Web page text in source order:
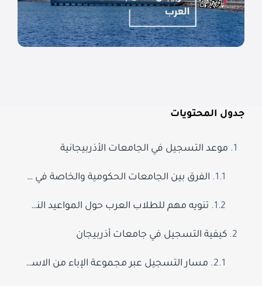
جدول المحتويات
موعد التسجيل في الجامعات الأذربيجانية
الفرق بين الجامعات الحكومية والخاصة في فترات القبول
تنويه مهم للطلاب العرب حول المواعيد النهائية
كيفية التسجيل في جامعات أذربيجان
مسار التسجيل عبر مجموعة الإباء من الاستشارة حتى المقعد الجامعي